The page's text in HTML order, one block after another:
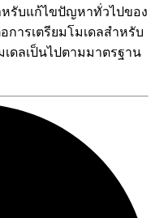
หรับแก้ไขปัญหาทั่วไปของ
การเตรียมโมเดลสำหรับ
ดลเป็นไปตามมาตรฐาน